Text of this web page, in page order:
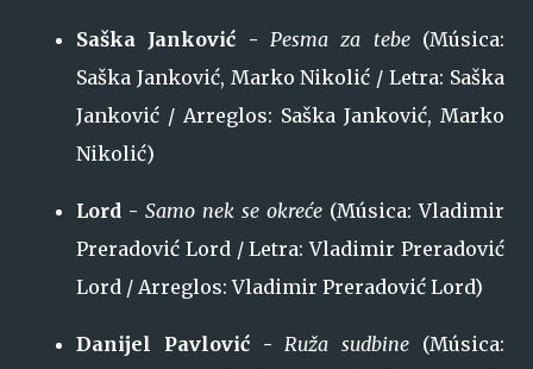
Saška Janković - Pesma za tebe (Música:
Saška Janković, Marko Nikolić / Letra: Saška
Janković / Arreglos: Saška Janković, Marko
Nikolić)
Lord - Samo nek se okreće (Música: Vladimir
Preradović Lord / Letra: Vladimir Preradović
Lord / Arreglos: Vladimir Preradović Lord)
Danijel Pavlović -Ruža sudbine (Música: